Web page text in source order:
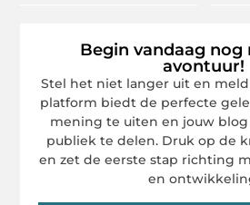
Begin vandaag
avontuur!
Stel het niet langer uit en meld
platform biedt de perfecte
mening te uiten en jouw
publiek te delen. Druk op de
en zet de eerste stap richting
en